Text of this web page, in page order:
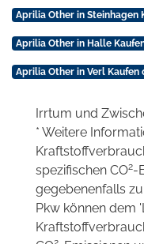
Aprilia Other in Steinhagen
Aprilia Other in Halle
Aprilia Other in Verl Kaufen
Irrtum und
* Weitere
spezifischen CO2-
gegebenenfalls
Pkw können dem